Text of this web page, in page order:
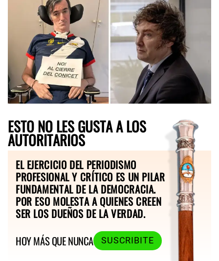
ESTO NO LES GUSTA A LOS
AUTORITARIOS
EL EJERCICIO DEL PERIODISMO
PROFESIONAL Y CRÍTICO ES UN PILAR
FUNDAMENTAL DE LA DEMOCRACIA.
POR ESO MOLESTA A QUIENES CREEN
SER LOS DUEÑOS DE LA VERDAD.
HOY MÁS QUE NUNCA
SUSCRIBITE